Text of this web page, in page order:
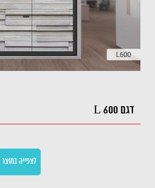
דגם L 600
לצפייה במוצר